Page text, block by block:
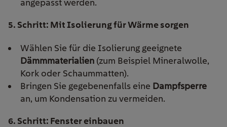
angepasst werden.
5. Schritt: Mit Isolierung für Wärme sorgen
Wählen Sie für die Isolierung geeignete
Dämmmaterialien (zum Beispiel Mineralwolle,
Kork oder Schaummatten).
Bringen Sie gegebenenfalls eine Dampfsperre
an, um Kondensation zu vermeiden.
6. Schritt: Fenster einbauen